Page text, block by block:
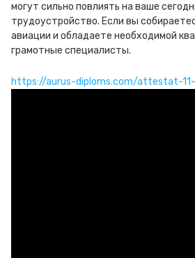
могут сильно повлиять на ваше
трудоустройство. Если вы
авиации и обладаете необходимой
грамотные специалисты.
https://aurus-diploms.com/attestat-11-